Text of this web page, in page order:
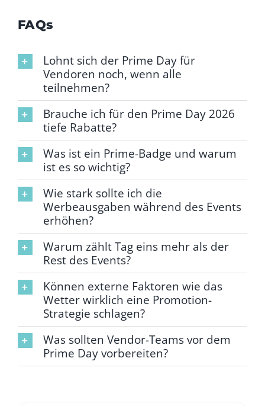
FAQs
Lohnt sich der Prime Day für
Vendoren noch, wenn alle
teilnehmen?
Brauche ich für den Prime Day 2026
tiefe Rabatte?
Was ist ein Prime-Badge und warum
ist es so wichtig?
Wie stark sollte ich die
Werbeausgaben während des Events
erhöhen?
Warum zählt Tag eins mehr als der
Rest des Events?
Können externe Faktoren wie das
Wetter wirklich eine Promotion-
Strategie schlagen?
Was sollten Vendor-Teams vor dem
Prime Day vorbereiten?